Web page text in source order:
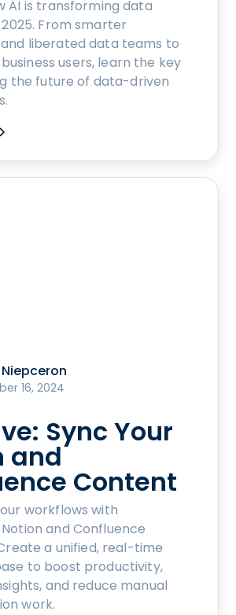
AI is transforming data
From smarter
liberated data teams to
users, learn the key
the future of data-driven
16, 2024
Sync Your
and
Content
workflows with
and Confluence
a unified, real-time
to boost productivity,
and reduce manual
work.